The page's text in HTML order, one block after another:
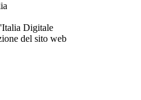
Digitale
del sito web